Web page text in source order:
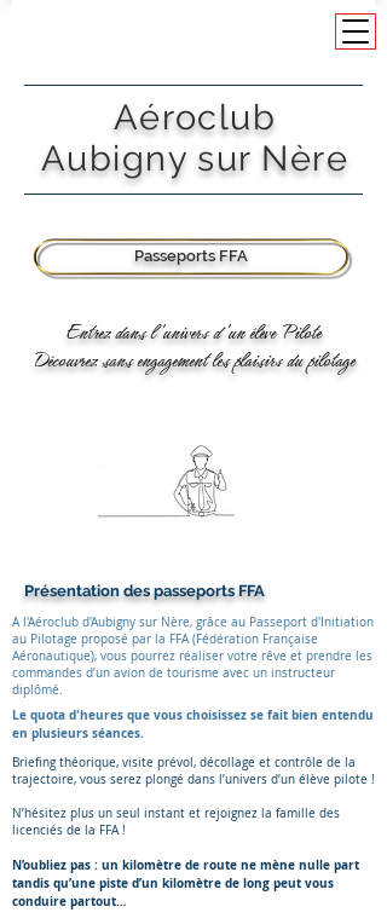
Aéroclub
Aubigny sur Nère
Passeports FFA
Entrez dans l'univers d'un élève Pilote
Découvrez sans engagement les plaisirs du pilotage
Présentation des passeports FFA
A l'Aéroclub d'Aubigny sur Nère, grâce au Passeport d'Initiation
au Pilotage proposé par la FFA (Fédération Française
Aéronautique), vous pourrez réaliser votre rêve et prendre les
commandes d’un avion de tourisme avec un instructeur
diplômé.
Le quota d'heures que vous choisissez se fait bien entendu
en plusieurs séances.
Briefing théorique, visite prévol, décollage et contrôle de la
trajectoire, vous serez plongé dans l’univers d’un élève pilote !
N’hésitez plus un seul instant et rejoignez la famille des
licenciés de la FFA !
N’oubliez pas : un kilomètre de route ne mène nulle part
tandis qu’une piste d’un kilomètre de long peut vous
conduire partout…